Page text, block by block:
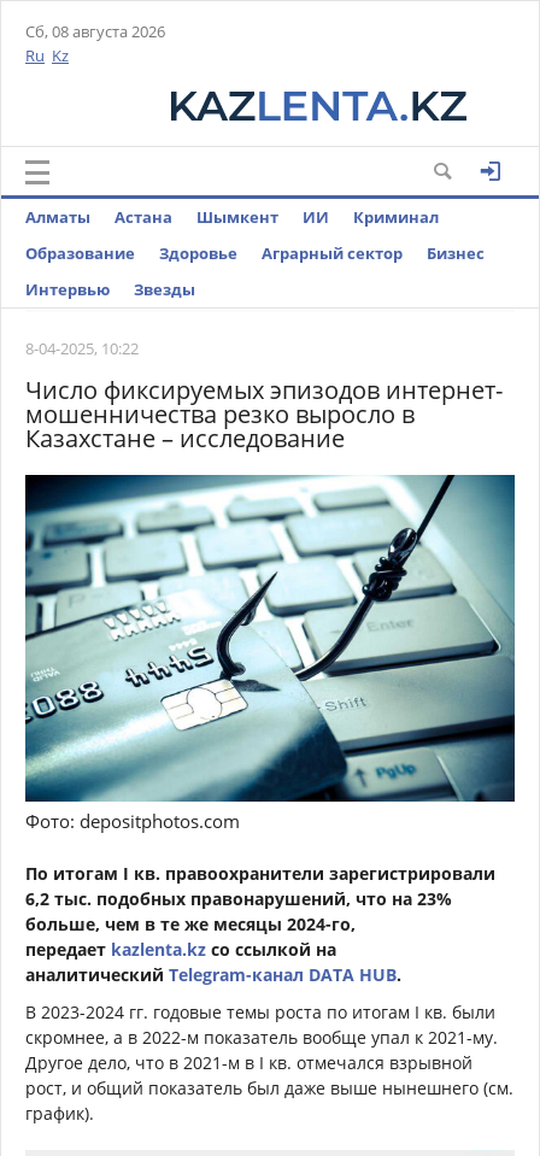
Сб, 08 августа 2026
Ru Kz
Алматы Астана Шымкент ИИ
Криминал
Образование
Здоровье Аграрный сектор
Бизнес
Интервью
Звезды
8-04-2025, 10:22
Число фиксируемых эпизодов интернет-
мошенничества резко выросло в
Казахстане – исследование
Фото: depositphotos.com
По итогам I кв. правоохранители зарегистрировали
6,2 тыс. подобных правонарушений, что на 23%
больше, чем в те же месяцы 2024-го,
передает kazlenta.kz со ссылкой на
аналитический Telegram-канал DATA HUB.
В 2023-2024 гг. годовые темы роста по итогам I кв. были
скромнее, а в 2022-м показатель вообще упал к 2021-му.
Другое дело, что в 2021-м в I кв. отмечался взрывной
рост, и общий показатель был даже выше нынешнего (см.
график).